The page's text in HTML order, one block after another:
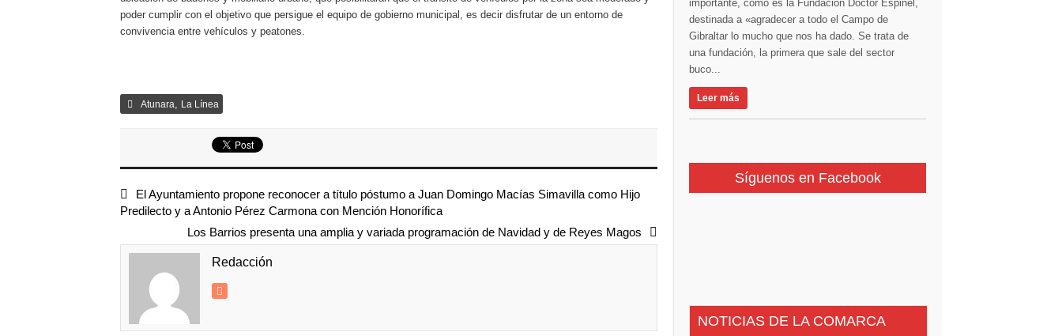
poder cumplir con el objetivo que persigue el equipo de gobierno municipal, es decir disfrutar de un entorno de
convivencia entre vehículos y peatones.
Atunara, La Línea
El Ayuntamiento propone reconocer a título póstumo a Juan Domingo Macías Simavilla como Hijo
Predilecto y a Antonio Pérez Carmona con Mención Honorífica
Los Barrios presenta una amplia y variada programación de Navidad y de Reyes Magos
Redacción
importante, como es la Fundación Doctor Espinel,
destinada a «agradecer a todo el Campo de
Gibraltar lo mucho que nos ha dado. Se trata de
una fundación, la primera que sale del sector
buco...
Leer más
Síguenos en Facebook
NOTICIAS DE LA COMARCA